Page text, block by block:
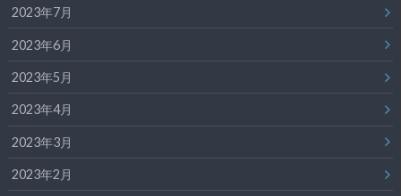
2023年7月
2023年6月
2023年5月
2023年4月
2023年3月
2023年2月